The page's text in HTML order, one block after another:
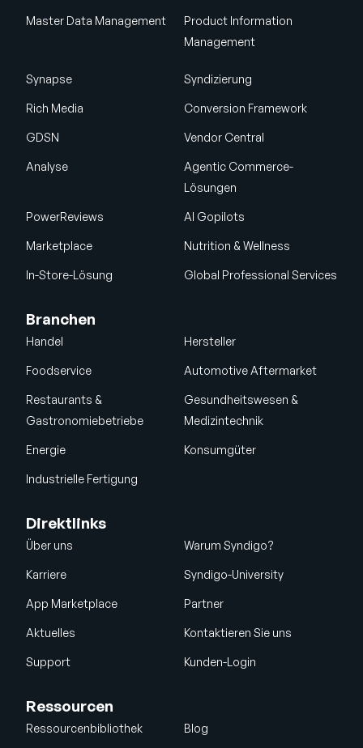
Master Data Management
Product Information
Management
Synapse Syndizierung
Rich Media Conversion Framework
GDSN Vendor Central
Analyse
Agentic Commerce-
Lösungen
PowerReviews AI Gopilots
Marketplace Nutrition & Wellness
In-Store-Lösung Global Professional Services
Branchen
Handel Hersteller
Foodservice Automotive Aftermarket
Restaurants &
Gastronomiebetriebe
Gesundheitswesen &
Medizintechnik
Energie Konsumgüter
Industrielle Fertigung
Direktlinks
Über uns Warum Syndigo?
Karriere Syndigo-University
App Marketplace Partner
Aktuelles Kontaktieren Sie uns
Support Kunden-Login
Ressourcen
Ressourcenbibliothek Blog